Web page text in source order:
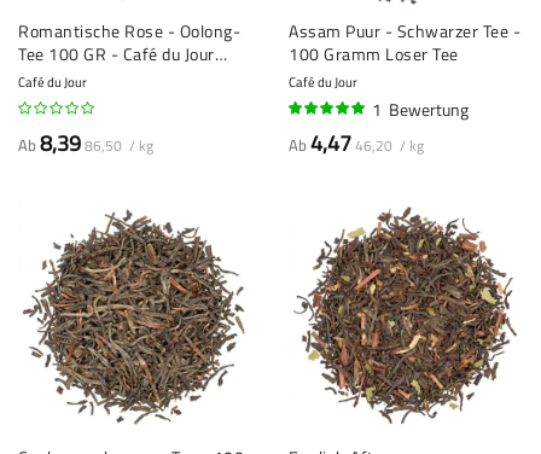
Romantische Rose - Oolong-
Tee 100 GR - Café du Jour
losse tea
Café du Jour
Ab8,3986,50 / kg
Assam Puur - Schwarzer Tee -
100 Gramm Loser Tee
Café du Jour
1 Bewertung
Ab4,4746,20 / kg